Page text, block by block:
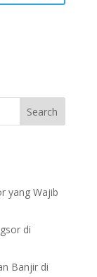
yang Wajib
di
Banjir di